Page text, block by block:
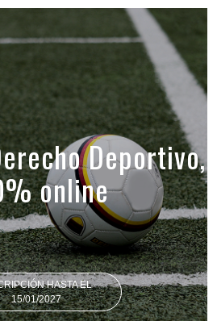
Deportivo,
online
HASTA EL
15/01/2027